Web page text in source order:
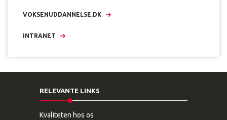
VOKSENUDDANNELSE.DK
INTRANET
RELEVANTE LINKS
Kvaliteten hos os